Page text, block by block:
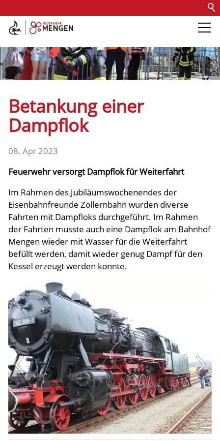
Kontakt Impressum
Barrierefreiheit
Die Feuerwehr
Fachdienste
Fahrzeuge
Einsätze
Jugend
Aktuelles
Meldungen 2026
Meldungen Archiv
Termine & Events
Links
Betankung einer
Dampflok
08. Apr 2023
Feuerwehr versorgt Dampflok für Weiterfahrt
Im Rahmen des Jubiläumswochenendes der
Eisenbahnfreunde Zollernbahn wurden diverse
Fahrten mit Dampfloks durchgeführt. Im Rahmen
der Fahrten musste auch eine Dampflok am Bahnhof
Mengen wieder mit Wasser für die Weiterfahrt
befüllt werden, damit wieder genug Dampf für den
Kessel erzeugt werden konnte.